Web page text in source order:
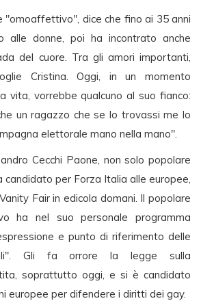
"omoaffettivo", dice che fino ai 35 anni
donne, poi ha incontrato anche
del cuore. Tra gli amori importanti,
Cristina. Oggi, in un momento
vita, vorrebbe qualcuno al suo fianco:
un ragazzo che se lo trovassi me lo
elettorale mano nella mano".
Cecchi Paone, non solo popolare
per Forza Italia alle europee,
Fair in edicola domani. Il popolare
ha nel suo personale programma
e punto di riferimento delle
Gli fa orrore la legge sulla
soprattutto oggi, e si è candidato
europee per difendere i diritti dei gay.